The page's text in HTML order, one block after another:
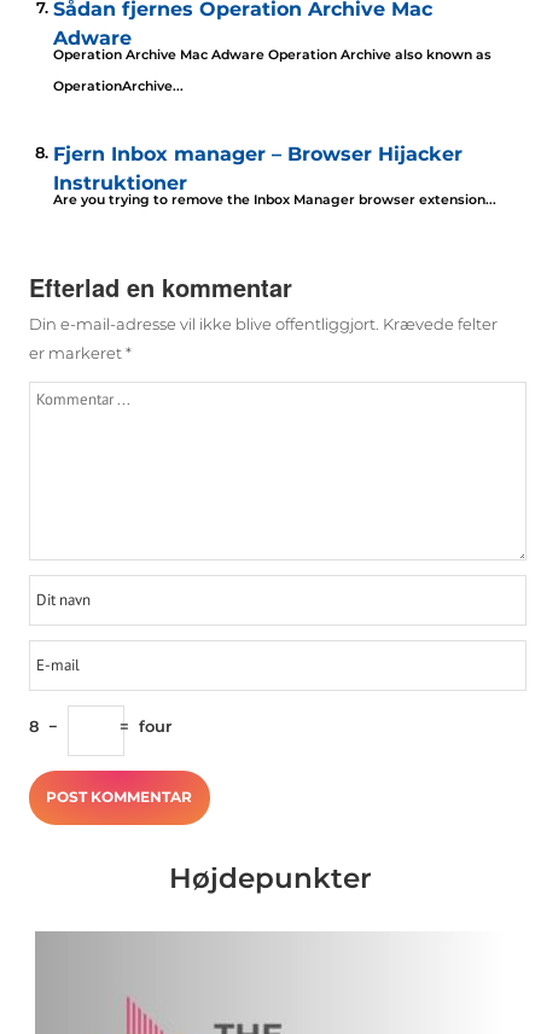
Sådan fjernes Operation Archive Mac
Adware
Operation Archive Mac Adware Operation Archive also known as
OperationArchive...
Fjern Inbox manager – Browser Hijacker
Instruktioner
Are you trying to remove the Inbox Manager browser extension...
Efterlad en kommentar
Din e-mail-adresse vil ikke blive offentliggjort. Krævede felter
er markeret*
8 − = four
Højdepunkter